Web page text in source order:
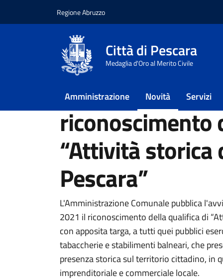
Regione Abruzzo
Città di Pescara
Medaglia d'Oro al Merito Civile
Amministrazione Novità Servizi
Home / Novità / Avvisi / Avviso pubblico
Avviso
riconoscimento
“Attività storica
Pescara”
Dettagli della
L'Amministrazione Comunale pubblica
2021 il riconoscimento della qualifica di
con apposita targa, a tutti quei pubblici
tabaccherie e stabilimenti balneari, che
presenza storica sul territorio cittadino, in
imprenditoriale e commerciale locale.